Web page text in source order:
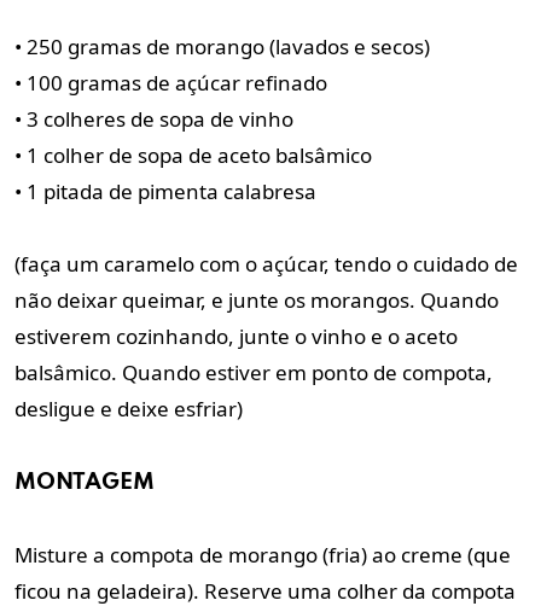
• 250 gramas de morango (lavados e secos)
• 100 gramas de açúcar refinado
• 3 colheres de sopa de vinho
• 1 colher de sopa de aceto balsâmico
• 1 pitada de pimenta calabresa
(faça um caramelo com o açúcar, tendo o cuidado de
não deixar queimar, e junte os morangos. Quando
estiverem cozinhando, junte o vinho e o aceto
balsâmico. Quando estiver em ponto de compota,
desligue e deixe esfriar)
MONTAGEM
Misture a compota de morango (fria) ao creme (que
ficou na geladeira). Reserve uma colher da compota